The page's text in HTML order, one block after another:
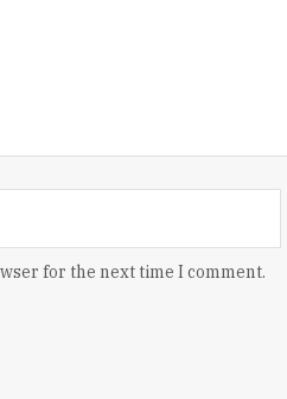
for the next time I comment.